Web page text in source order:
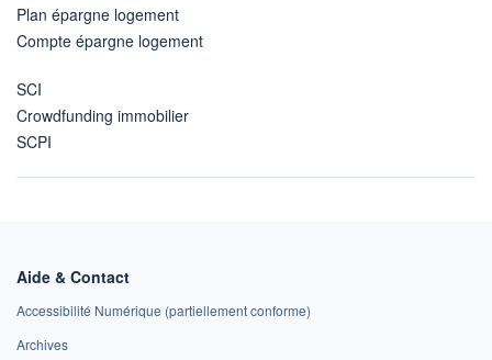
Plan épargne logement
Compte épargne logement
SCI
Crowdfunding immobilier
SCPI
Aide & Contact
Accessibilité Numérique (partiellement conforme)
Archives